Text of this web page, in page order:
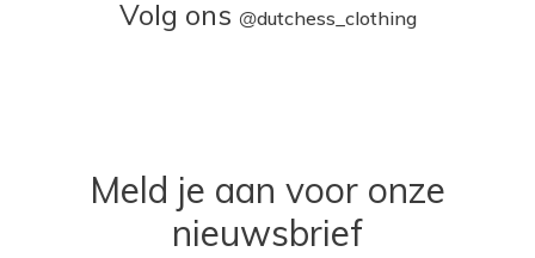
Volg ons @dutchess_clothing
Meld je aan voor onze
nieuwsbrief